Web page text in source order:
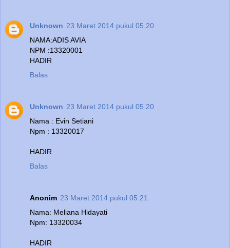
Unknown 23 Maret 2014 pukul 05.20
NAMA:ADIS AVIA
NPM :13320001
HADIR
Balas
Unknown 23 Maret 2014 pukul 05.20
Nama : Evin Setiani
Npm : 13320017
HADIR
Balas
Anonim 23 Maret 2014 pukul 05.21
Nama: Meliana Hidayati
Npm: 13320034
HADIR